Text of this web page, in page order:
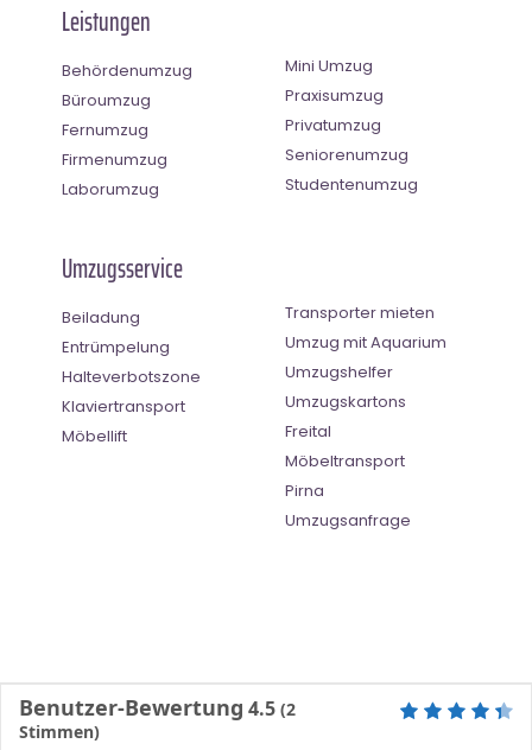
Leistungen
Behördenumzug
Büroumzug
Fernumzug
Firmenumzug
Laborumzug
Mini Umzug
Praxisumzug
Privatumzug
Seniorenumzug
Studentenumzug
Umzugsservice
Beiladung
Entrümpelung
Halteverbotszone
Klaviertransport
Möbellift
Transporter mieten
Umzug mit Aquarium
Umzugshelfer
Umzugskartons
Freital
Möbeltransport
Pirna
Umzugsanfrage
Benutzer-Bewertung 4.5 (2
Stimmen)